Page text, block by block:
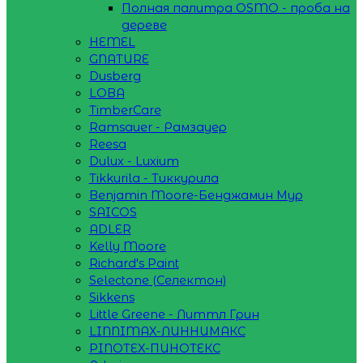
Полная палитра OSMO - проба на
дереве
HEMEL
GNATURE
Dusberg
LOBA
TimberCare
Ramsauer - Рамзауер
Reesa
Dulux - Luxium
Tikkurila - Тиккурила
Benjamin Moore-Бенджамин Мур
SAICOS
ADLER
Kelly Moore
Richard's Paint
Selectone (Селектон)
Sikkens
Little Greene - Литтл Грин
LINNIMAX-ЛИННИМАКС
PINOTEX-ПИНОТЕКС